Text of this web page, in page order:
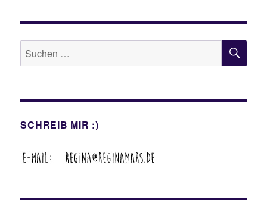
Suche
nach:
SCHREIB MIR :)